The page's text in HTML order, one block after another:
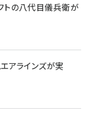
トの八代目儀兵衛が
アラインズが実